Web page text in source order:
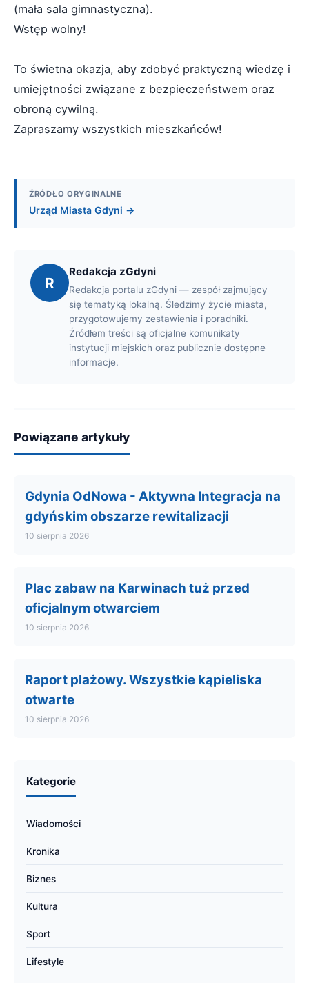
(mała sala gimnastyczna).
Wstęp wolny!
To świetna okazja, aby zdobyć praktyczną wiedzę i
umiejętności związane z bezpieczeństwem oraz
obroną cywilną.
Zapraszamy wszystkich mieszkańców!
ŹRÓDŁO ORYGINALNE
Urząd Miasta Gdyni →
R
Redakcja zGdyni
Redakcja portalu zGdyni — zespół zajmujący
się tematyką lokalną. Śledzimy życie miasta,
przygotowujemy zestawienia i poradniki.
Źródłem treści są oficjalne komunikaty
instytucji miejskich oraz publicznie dostępne
informacje.
Powiązane artykuły
Gdynia OdNowa - Aktywna Integracja na
gdyńskim obszarze rewitalizacji
10 sierpnia 2026
Plac zabaw na Karwinach tuż przed
oficjalnym otwarciem
10 sierpnia 2026
Raport plażowy. Wszystkie kąpieliska
otwarte
10 sierpnia 2026
Kategorie
Wiadomości
Kronika
Biznes
Kultura
Sport
Lifestyle